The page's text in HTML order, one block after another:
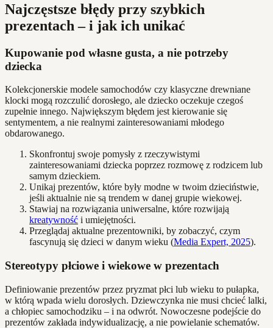
Najczęstsze błędy przy szybkich
prezentach – i jak ich unikać
Kupowanie pod własne gusta, a nie potrzeby
dziecka
Kolekcjonerskie modele samochodów czy klasyczne drewniane
klocki mogą rozczulić dorosłego, ale dziecko oczekuje czegoś
zupełnie innego. Największym błędem jest kierowanie się
sentymentem, a nie realnymi zainteresowaniami młodego
obdarowanego.
Skonfrontuj swoje pomysły z rzeczywistymi
zainteresowaniami dziecka poprzez rozmowę z rodzicem lub
samym dzieckiem.
Unikaj prezentów, które były modne w twoim dzieciństwie,
jeśli aktualnie nie są trendem w danej grupie wiekowej.
Stawiaj na rozwiązania uniwersalne, które rozwijają
kreatywność i umiejętności.
Przeglądaj aktualne prezentowniki, by zobaczyć, czym
fascynują się dzieci w danym wieku (Media Expert, 2025).
Stereotypy płciowe i wiekowe w prezentach
Definiowanie prezentów przez pryzmat płci lub wieku to pułapka,
w którą wpada wielu dorosłych. Dziewczynka nie musi chcieć lalki,
a chłopiec samochodziku – i na odwrót. Nowoczesne podejście do
prezentów zakłada indywidualizację, a nie powielanie schematów.